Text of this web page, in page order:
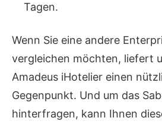
Tagen.
Wenn Sie eine andere
vergleichen möchten, liefert
Amadeus iHotelier einen
Gegenpunkt. Und um das
hinterfragen, kann Ihnen